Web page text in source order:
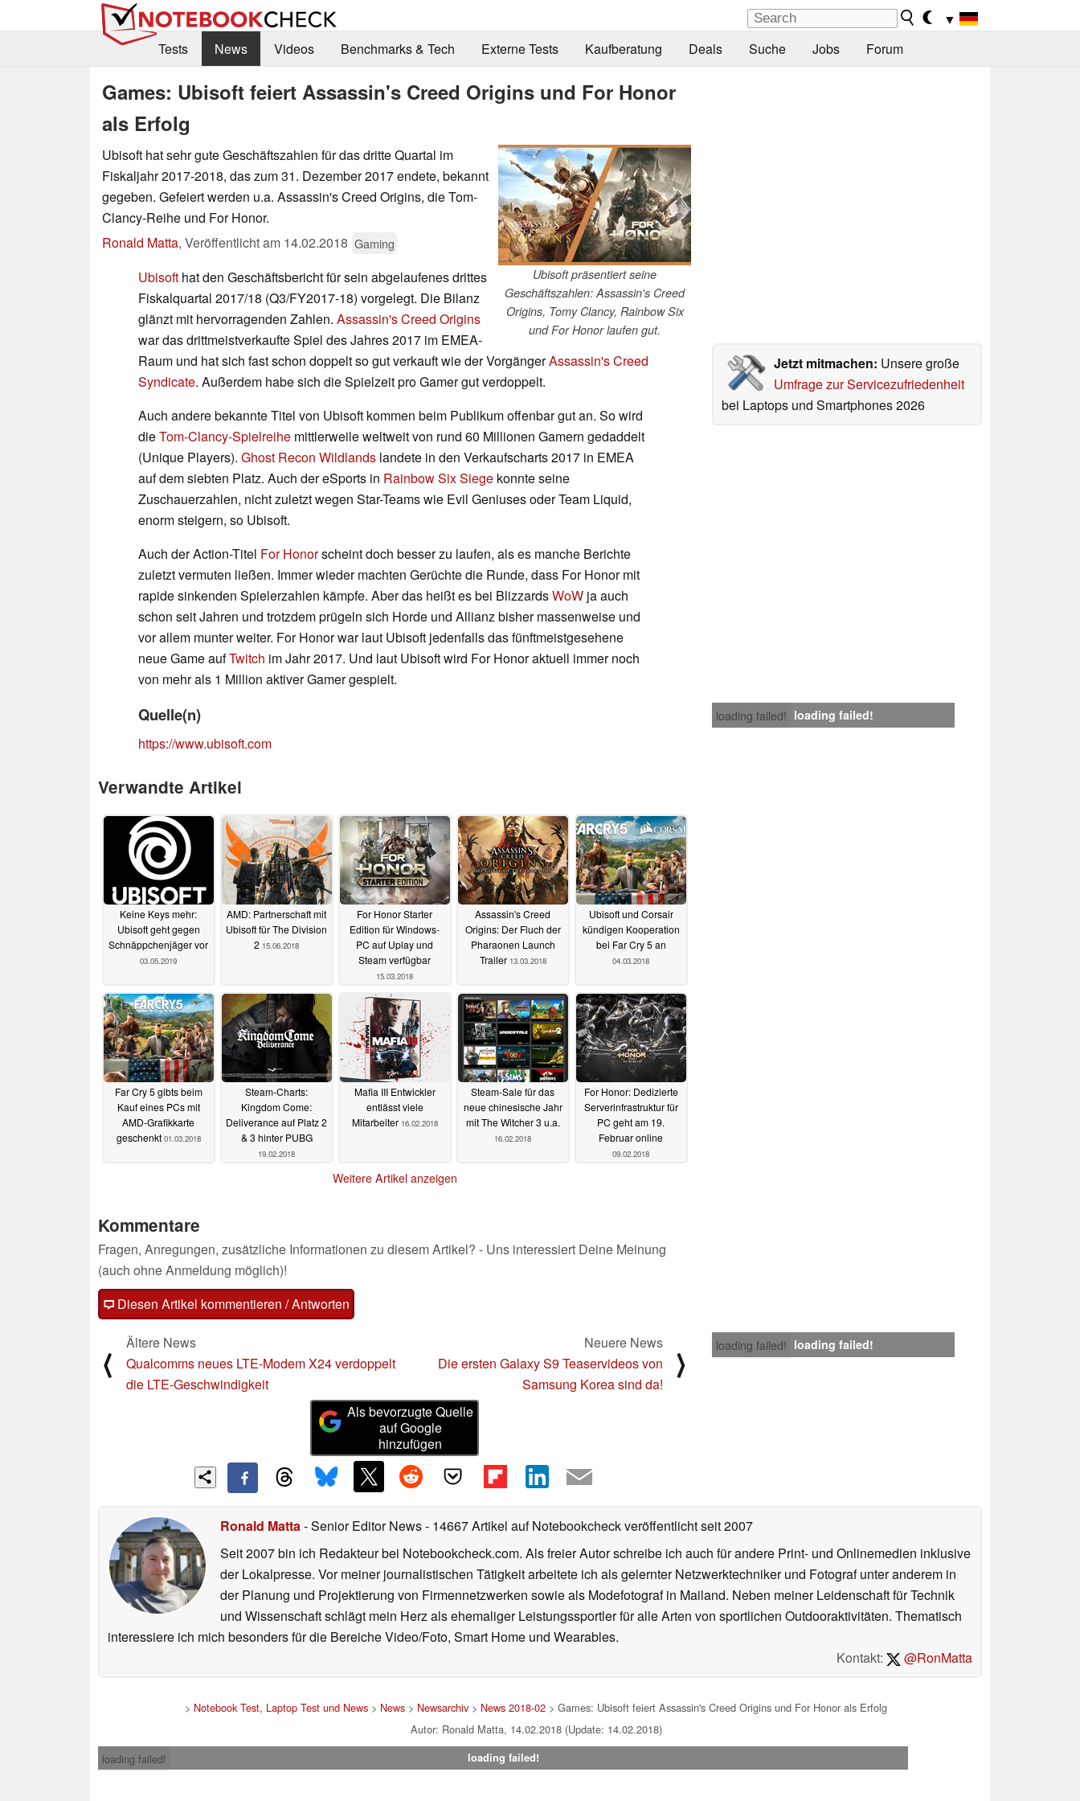
▼
Tests
News Videos Benchmarks & Tech Externe Tests Kaufberatung Deals Suche Jobs Forum
Games: Ubisoft feiert Assassin's Creed Origins und For Honor
als Erfolg
Ubisoft präsentiert seine
Geschäftszahlen: Assassin's Creed
Origins, Tomy Clancy, Rainbow Six
und For Honor laufen gut.
Ubisoft hat sehr gute Geschäftszahlen für das dritte Quartal im
Fiskaljahr 2017-2018, das zum 31. Dezember 2017 endete, bekannt
gegeben. Gefeiert werden u.a. Assassin's Creed Origins, die Tom-
Clancy-Reihe und For Honor.
Ronald Matta, Veröffentlicht am 14.02.2018 Gaming
Jetzt mitmachen: Unsere große
Umfrage zur Servicezufriedenheit
bei Laptops und Smartphones 2026
Ubisoft hat den Geschäftsbericht für sein abgelaufenes drittes
Fiskalquartal 2017/18 (Q3/FY2017-18) vorgelegt. Die Bilanz
glänzt mit hervorragenden Zahlen. Assassin's Creed Origins
war das drittmeistverkaufte Spiel des Jahres 2017 im EMEA-
Raum und hat sich fast schon doppelt so gut verkauft wie der VorgängerAssassin's Creed
Syndicate. Außerdem habe sich die Spielzeit pro Gamer gut verdoppelt.
Auch andere bekannte Titel von Ubisoft kommen beim Publikum offenbar gut an. So wird
dieTom-Clancy-Spielreihe mittlerweile weltweit von rund 60 Millionen Gamern gedaddelt
(Unique Players). Ghost Recon Wildlands landete in den Verkaufscharts 2017 in EMEA
auf dem siebten Platz. Auch der eSports in Rainbow Six Siege konnte seine
Zuschauerzahlen, nicht zuletzt wegen Star-Teams wie Evil Geniuses oder Team Liquid,
enorm steigern, so Ubisoft.
Auch der Action-Titel For Honorscheint doch besser zu laufen, als es manche Berichte
zuletzt vermuten ließen. Immer wieder machten Gerüchte die Runde, dass For Honor mit
rapide sinkenden Spielerzahlen kämpfe. Aber das heißt es bei BlizzardsWoW ja auch
schon seit Jahren und trotzdem prügeln sich Horde und Allianz bisher massenweise und
vor allem munter weiter. For Honor war laut Ubisoft jedenfalls das fünftmeistgesehene
neue Game aufTwitch im Jahr 2017. Und laut Ubisoft wird For Honor aktuell immer noch
von mehr als 1 Million aktiver Gamer gespielt.
loading failed! loading failed!
Quelle(n)
https://www.ubisoft.com
Verwandte Artikel
Keine Keys mehr:
Ubisoft geht gegen
Schnäppchenjäger vor
03.05.2019
AMD: Partnerschaft mit
Ubisoft für The Division
2 15.06.2018
For Honor Starter
Edition für Windows-
PC auf Uplay und
Steam verfügbar
15.03.2018
Assassin's Creed
Origins: Der Fluch der
Pharaonen Launch
Trailer 13.03.2018
Ubisoft und Corsair
kündigen Kooperation
bei Far Cry 5 an
04.03.2018
Far Cry 5 gibts beim
Kauf eines PCs mit
AMD-Grafikkarte
geschenkt 01.03.2018
Steam-Charts:
Kingdom Come:
Deliverance auf Platz 2
& 3 hinter PUBG
19.02.2018
Mafia III Entwickler
entlässt viele
Mitarbeiter 16.02.2018
Steam-Sale für das
neue chinesische Jahr
mit The Witcher 3 u.a.
16.02.2018
For Honor: Dedizierte
Serverinfrastruktur für
PC geht am 19.
Februar online
09.02.2018
Weitere Artikel anzeigen
Kommentare
Fragen, Anregungen, zusätzliche Informationen zu diesem Artikel? - Uns interessiert Deine Meinung
(auch ohne Anmeldung möglich)!
Diesen Artikel kommentieren / Antworten
loading failed! loading failed!
⟨
Ältere News
Qualcomms neues LTE-Modem X24 verdoppelt
die LTE-Geschwindigkeit
Neuere News
Die ersten Galaxy S9 Teaservideos von
Samsung Korea sind da!
⟩
Als bevorzugte Quelle
auf Google
hinzufügen
Ronald Matta- Senior Editor News- 14667 Artikel auf Notebookcheck veröffentlichtseit 2007
Seit 2007 bin ich Redakteur bei Notebookcheck.com. Als freier Autor schreibe ich auch für andere Print- und Onlinemedien inklusive
der Lokalpresse. Vor meiner journalistischen Tätigkeit arbeitete ich als gelernter Netzwerktechniker und Fotograf unter anderem in
der Planung und Projektierung von Firmennetzwerken sowie als Modefotograf in Mailand. Neben meiner Leidenschaft für Technik
und Wissenschaft schlägt mein Herz als ehemaliger Leistungssportler für alle Arten von sportlichen Outdooraktivitäten. Thematisch
interessiere ich mich besonders für die Bereiche Video/Foto, Smart Home und Wearables.
Kontakt:
@RonMatta
> Notebook Test, Laptop Test und News > News > Newsarchiv > News 2018-02 > Games: Ubisoft feiert Assassin's Creed Origins und For Honor als Erfolg
Autor: Ronald Matta, 14.02.2018 (Update: 14.02.2018)
loading failed!
loading failed!